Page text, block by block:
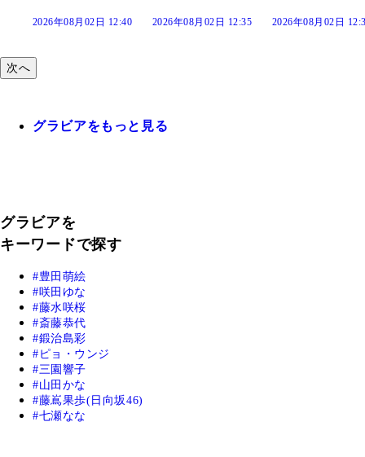
2026年08月02日 12:35 2026年08月02日 12:30 2026年08月02日
次へ
グラビアをもっと見る
グラビアを
キーワードで探す
豊田萌絵
咲田ゆな
藤水咲桜
斎藤恭代
鍛治島彩
ピョ・ウンジ
三園響子
山田かな
藤嶌果歩(日向坂46)
七瀬なな